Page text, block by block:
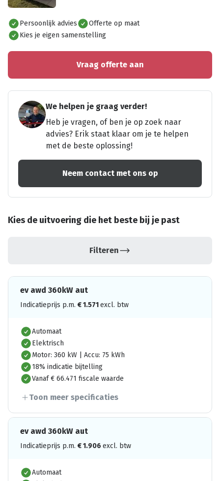
Alles bekijken
Persoonlijk advies
Offerte op maat
Kies je eigen samenstelling
Vraag offerte aan
We helpen je graag verder!
Heb je vragen, of ben je op zoek naar
advies? Erik staat klaar om je te helpen
met de beste oplossing!
Neem contact met ons op
Kies de uitvoering die het beste bij je past
Filteren
ev awd 360kW aut
Indicatieprijs p.m. €1.571excl. btw
Automaat
Elektrisch
Motor: 360 kW | Accu: 75 kWh
18% indicatie bijtelling
Vanaf € 66.471 fiscale waarde
Toon meer specificaties
ev awd 360kW aut
Indicatieprijs p.m. €1.906 excl. btw
Automaat